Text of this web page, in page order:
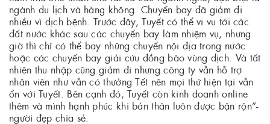
ngành du lịch và hàng không. Chuyến bay đã giảm đi
nhiều vì dịch bệnh. Trước đây, Tuyết có thể vi vu tới các
đất nước khác sau các chuyến bay làm nhiệm vụ, nhưng
giờ thì chỉ có thể bay những chuyến nội địa trong nước
hoặc các chuyến bay giải cứu đồng bào vùng dịch. Và tất
nhiên thu nhập cũng giảm đi nhưng công ty vẫn hỗ trợ
nhân viên như vẫn có thưởng Tết nên mọi thứ hiện tại vẫn
ổn với Tuyết. Bên cạnh đó, Tuyết còn kinh doanh online
thêm và mình hạnh phúc khi bản thân luôn được bận rộn”-
người đẹp chia sẻ.